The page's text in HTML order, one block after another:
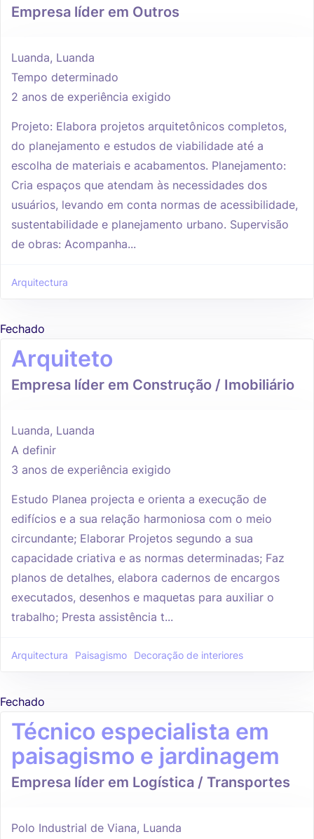
Empresa líder em Outros
Luanda, Luanda
Tempo determinado
2 anos de experiência exigido
Projeto: Elabora projetos arquitetônicos completos,
do planejamento e estudos de viabilidade até a
escolha de materiais e acabamentos. Planejamento:
Cria espaços que atendam às necessidades dos
usuários, levando em conta normas de acessibilidade,
sustentabilidade e planejamento urbano. Supervisão
de obras: Acompanha...
Arquitectura
Fechado
Arquiteto
Empresa líder em Construção / Imobiliário
Luanda, Luanda
A definir
3 anos de experiência exigido
Estudo Planea projecta e orienta a execução de
edifícios e a sua relação harmoniosa com o meio
circundante; Elaborar Projetos segundo a sua
capacidade criativa e as normas determinadas; Faz
planos de detalhes, elabora cadernos de encargos
executados, desenhos e maquetas para auxiliar o
trabalho; Presta assistência t...
Arquitectura Paisagismo Decoração de interiores
Fechado
Técnico especialista em
paisagismo e jardinagem
Empresa líder em Logística / Transportes
Polo Industrial de Viana, Luanda